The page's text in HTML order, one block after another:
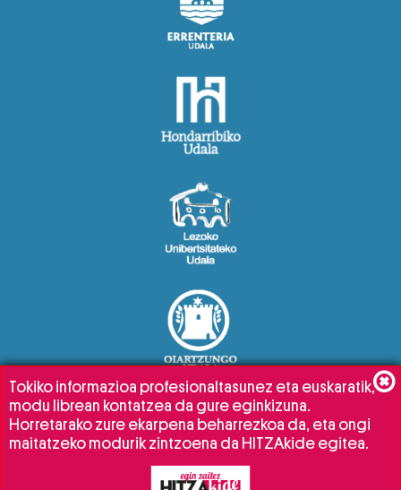
Tokiko informazioa profesionaltasunez eta euskaratik,
modu librean kontatzea da gure eginkizuna.
Horretarako zure ekarpena beharrezkoa da, eta ongi
maitatzeko modurik zintzoena da HITZAkide egitea.